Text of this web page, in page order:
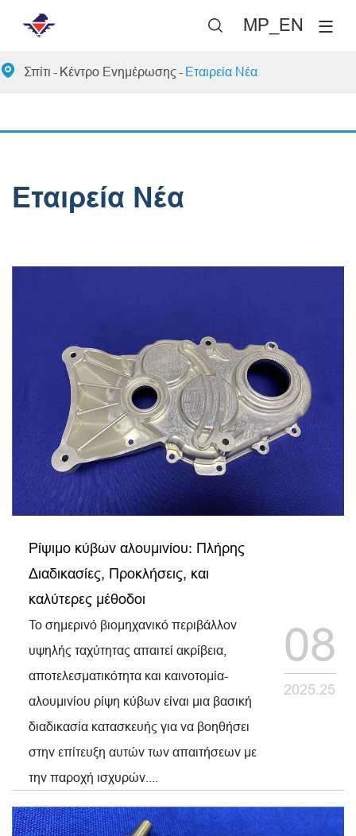
 MP_EN
 Σπίτι Κέντρο Ενημέρωσης Εταιρεία Νέα
Εταιρεία Νέα
Ρίψιμο κύβων αλουμινίου: Πλήρης
Διαδικασίες, Προκλήσεις, και
καλύτερες μέθοδοι
Το σημερινό βιομηχανικό περιβάλλον
υψηλής ταχύτητας απαιτεί ακρίβεια,
αποτελεσματικότητα και καινοτομία-
αλουμινίου ρίψη κύβων είναι μια βασική
διαδικασία κατασκευής για να βοηθήσει
στην επίτευξη αυτών των απαιτήσεων με
την παροχή ισχυρών....
08
2025.25